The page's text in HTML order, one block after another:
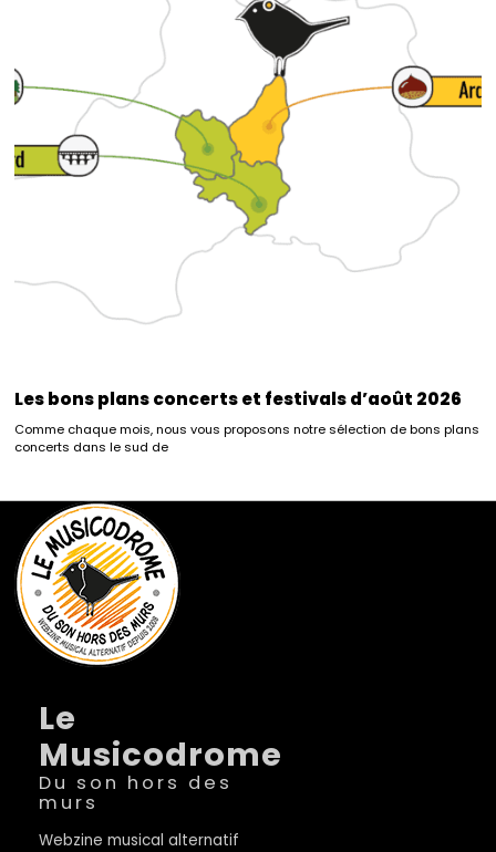
Les bons plans concerts et festivals d’août 2026
Comme chaque mois, nous vous proposons notre sélection de bons plans
concerts dans le sud de
Le
Musicodrome
Du son hors des
murs
Webzine musical alternatif